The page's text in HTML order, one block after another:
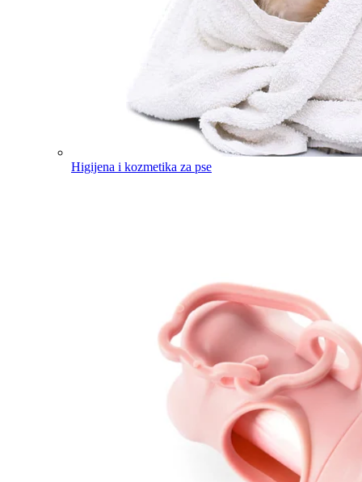
Higijena i kozmetika za pse